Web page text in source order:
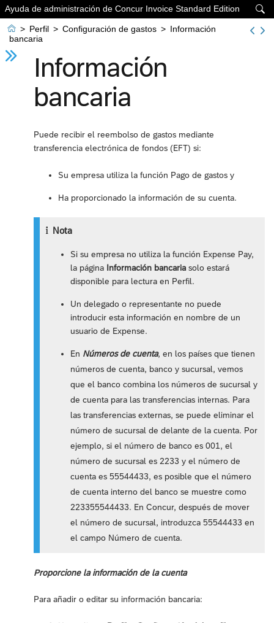

Ayuda de administración de Concur Invoice Standard Edition
 > Perfil > Configuración de gastos > Información
bancaria
Información
bancaria
Puede recibir el reembolso de gastos mediante
transferencia electrónica de fondos (EFT) si:
Su empresa utiliza la función Pago de gastos y
Ha proporcionado la información de su cuenta.
Nota
Si su empresa no utiliza la función Expense Pay,
la página Información bancaria solo estará
disponible para lectura en Perfil.
Un delegado o representante no puede
introducir esta información en nombre de un
usuario de Expense.
En Números de cuenta, en los países que tienen
números de cuenta, banco y sucursal, vemos
que el banco combina los números de sucursal y
de cuenta para las transferencias internas. Para
las transferencias externas, se puede eliminar el
número de sucursal de delante de la cuenta. Por
ejemplo, si el número de banco es 001, el
número de sucursal es 2233 y el número de
cuenta es 55544433, es posible que el número
de cuenta interno del banco se muestre como
223355544433. En Concur, después de mover
el número de sucursal, introduzca 55544433 en
el campo Número de cuenta.
Proporcione la información de la cuenta
Para añadir o editar su información bancaria: